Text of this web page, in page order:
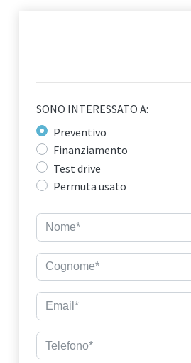
SONO INTERESSATO A:
Preventivo
Finanziamento
Test drive
Permuta usato